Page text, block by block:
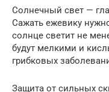
Солнечный свет —
Сажать ежевику
солнце светит не
будут мелкими и
грибковых
Защита от сильных